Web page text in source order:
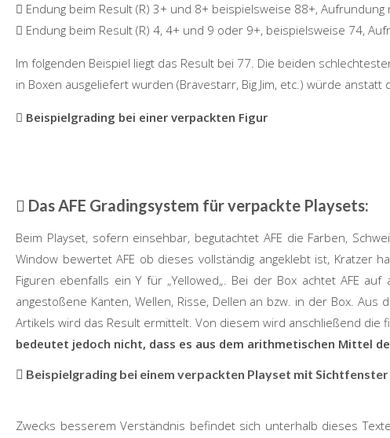
Endung beim Result (R) 3+ und 8+ beispielsweise 88+, Aufrundung
Endung beim Result (R) 4, 4+ und 9 oder 9+, beispielsweise 74,
Im folgenden Beispiel liegt das Result bei 77. Die beiden
in Boxen ausgeliefert wurden (Bravestarr, Big Jim, etc.) würde
Beispielgrading bei einer verpackten Figur
Das AFE Gradingsystem für verpackte Playsets:
Beim Playset, sofern einsehbar, begutachtet AFE die Farben,
Window bewertetAFE ob dieses vollständig angeklebt ist, Kratzer
Figuren ebenfalls ein Y für „Yellowed„. Bei der Box achtet AFE auf
angestoßene Kanten, Wellen, Risse, Dellen an bzw. in der Box.
Artikels wird das Result ermittelt. Von diesem wird anschließend die
bedeutet jedoch nicht, dass es aus dem arithmetischen Mittel
Beispielgrading bei einem verpackten Playset mit Sichtfenster
Zwecks besserem Verständnis befindet sich unterhalb dieses